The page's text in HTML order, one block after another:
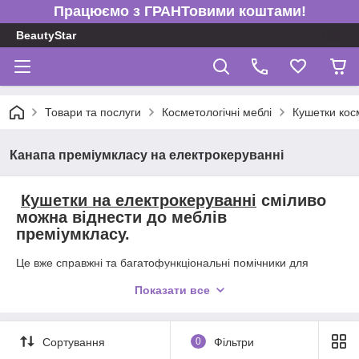
Працюємо з ГРАНТовими коштами!
BeautyStar
Товари та послуги Косметологічні меблі Кушетки
Канапа преміумкласу на електрокеруванні
Кушетки на електрокеруванні сміливо
можна віднести до меблів
преміумкласу.
Це вже справжні та багатофункціональні помічники для
Основні переваги електричних канапок:
1 Удобство
Показати все
Сортування 0 Фільтри